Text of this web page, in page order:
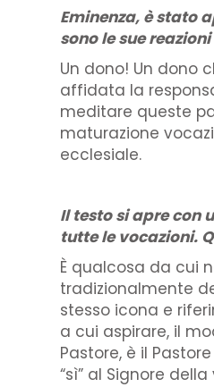
Eminenza, è stato
sono le sue
Un dono! Un dono
affidata la
meditare queste
maturazione
ecclesiale.
Il testo si apre con
tutte le vocazioni.
È qualcosa da cui
tradizionalmente
stesso icona e
a cui aspirare, il
Pastore, è il
“sì” al Signore della